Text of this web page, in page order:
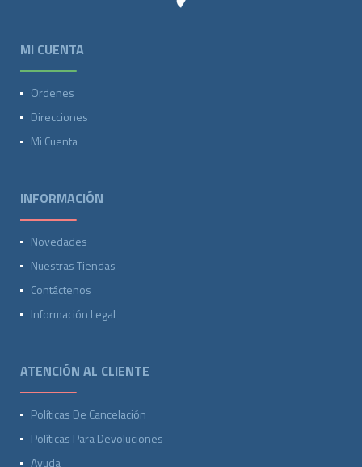
MI CUENTA
Ordenes
Direcciones
Mi Cuenta
INFORMACIÓN
Novedades
Nuestras Tiendas
Contáctenos
Información Legal
ATENCIÓN AL CLIENTE
Políticas De Cancelación
Políticas Para Devoluciones
Ayuda